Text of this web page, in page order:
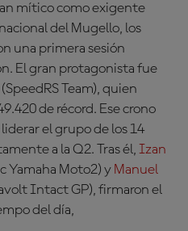
mítico como exigente
del Mugello, los
una primera sesión
El gran protagonista fue
(SpeedRS Team), quien
de récord. Ese crono
el grupo de los 14
a la Q2. Tras él, Izan
Yamaha Moto2) y Manuel
Intact GP), firmaron el
del día,